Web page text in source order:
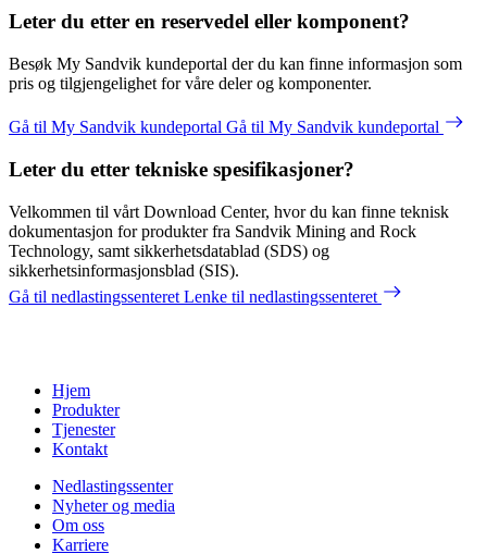
Leter du etter en reservedel eller komponent?
Besøk My Sandvik kundeportal der du kan finne informasjon som
pris og tilgjengelighet for våre deler og komponenter.
Gå til My Sandvik kundeportal Gå til My Sandvik kundeportal
Leter du etter tekniske spesifikasjoner?
Velkommen til vårt Download Center, hvor du kan finne teknisk
dokumentasjon for produkter fra Sandvik Mining and Rock
Technology, samt sikkerhetsdatablad (SDS) og
sikkerhetsinformasjonsblad (SIS).
Gå til nedlastingssenteret Lenke til nedlastingssenteret
Hjem
Produkter
Tjenester
Kontakt
Nedlastingssenter
Nyheter og media
Om oss
Karriere